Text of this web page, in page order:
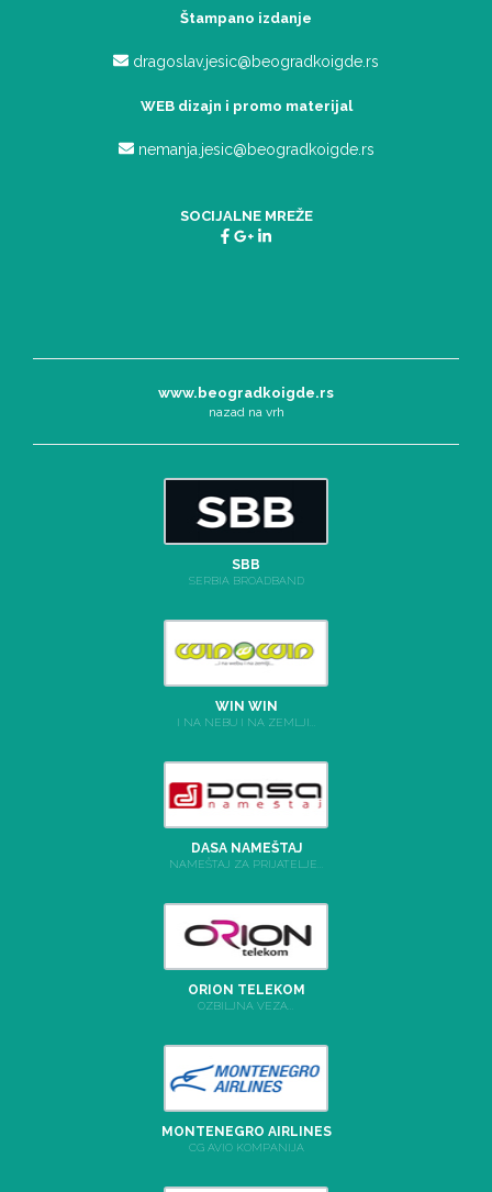
Štampano izdanje
dragoslav.jesic@beogradkoigde.rs
WEB dizajn i promo materijal
nemanja.jesic@beogradkoigde.rs
SOCIJALNE MREŽE
www.beogradkoigde.rs
nazad na vrh
SBB
SERBIA BROADBAND
WIN WIN
I NA NEBU I NA ZEMLJI...
DASA NAMEŠTAJ
NAMEŠTAJ ZA PRIJATELJE...
ORION TELEKOM
OZBILJNA VEZA...
MONTENEGRO AIRLINES
CG AVIO KOMPANIJA